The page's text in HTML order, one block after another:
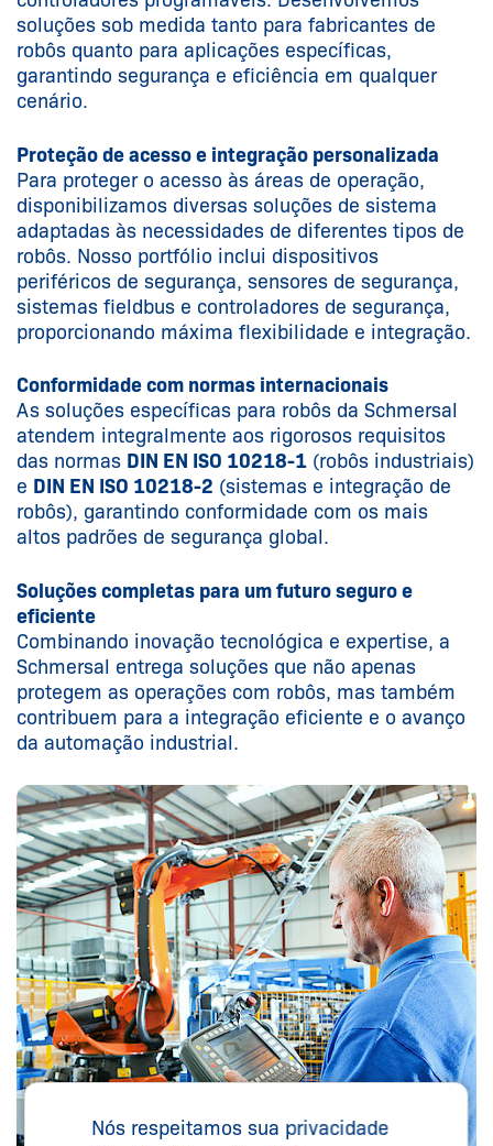
soluções sob medida tanto para fabricantes de
robôs quanto para aplicações específicas,
garantindo segurança e eficiência em qualquer
cenário.
Proteção de acesso e integração personalizada
Para proteger o acesso às áreas de operação,
disponibilizamos diversas soluções de sistema
adaptadas às necessidades de diferentes tipos de
robôs. Nosso portfólio inclui dispositivos
periféricos de segurança, sensores de segurança,
sistemas fieldbus e controladores de segurança,
proporcionando máxima flexibilidade e integração.
Conformidade com normas internacionais
As soluções específicas para robôs da Schmersal
atendem integralmente aos rigorosos requisitos
das normas DIN EN ISO 10218-1 (robôs industriais)
e DIN EN ISO 10218-2 (sistemas e integração de
robôs), garantindo conformidade com os mais
altos padrões de segurança global.
Soluções completas para um futuro seguro e
eficiente
Combinando inovação tecnológica e expertise, a
Schmersal entrega soluções que não apenas
protegem as operações com robôs, mas também
contribuem para a integração eficiente e o avanço
da automação industrial.
Nós respeitamos sua privacidade